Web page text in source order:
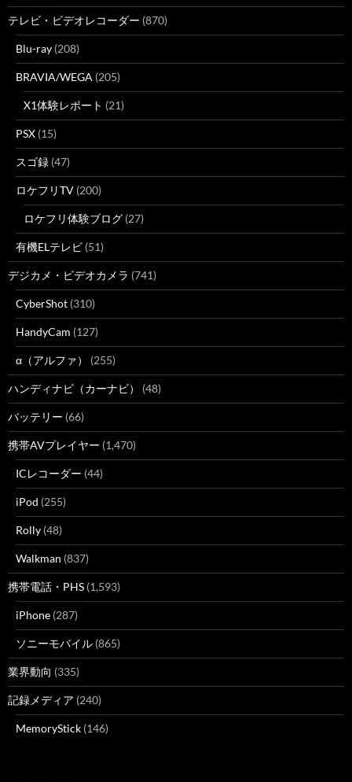
テレビ・ビデオレコーダー (870)
Blu-ray (208)
BRAVIA/WEGA (205)
X1体験レポート (21)
PSX (15)
スゴ録 (47)
ロケフリTV (200)
ロケフリ体験ブログ (27)
有機ELテレビ (51)
デジカメ・ビデオカメラ (741)
CyberShot (310)
HandyCam (127)
α（アルファ） (255)
ハンディナビ（カーナビ） (48)
バッテリー (66)
携帯AVプレイヤー (1,470)
ICレコーダー (44)
iPod (255)
Rolly (48)
Walkman (837)
携帯電話・PHS (1,593)
iPhone (287)
ソニーモバイル (865)
業界動向 (335)
記録メディア (240)
MemoryStick (146)